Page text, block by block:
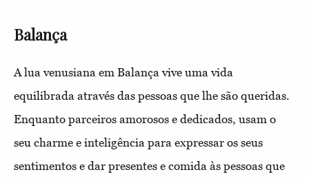
Balança
A lua venusiana em Balança vive uma vida
equilibrada através das pessoas que lhe são queridas.
Enquanto parceiros amorosos e dedicados, usam o
seu charme e inteligência para expressar os seus
sentimentos e dar presentes e comida às pessoas que